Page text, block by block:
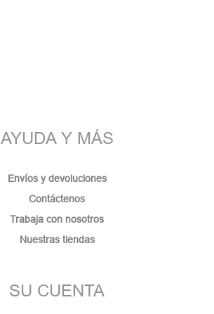
AYUDA Y MÁS
Envíos y devoluciones
Contáctenos
Trabaja con nosotros
Nuestras tiendas
SU CUENTA